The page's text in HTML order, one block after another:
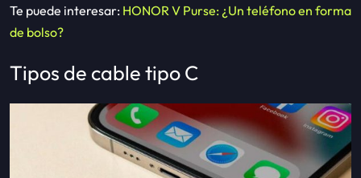
Te puede interesar: HONOR V Purse: ¿Un teléfono en forma
de bolso?
Tipos de cable tipo C